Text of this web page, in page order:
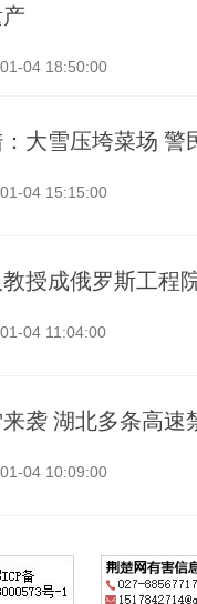
04 18:50:00
大雪压垮菜场 警
04 15:15:00
授成俄罗斯工程
04 11:04:00
袭 湖北多条高速
04 10:09:00